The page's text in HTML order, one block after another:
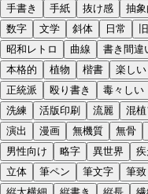
手書き
手紙 抜け感 抽象
数字
文学 斜体 日常
昭和レトロ
曲線 書き間違
本格的
植物 楷書 楽しい
正統派
殴り書き 毒々しい
洗練
活版印刷 流麗 混植
演出
漫画 無機質 無骨
男性向け
略字 異世界
立体
筆ペン 筆文字 筆致